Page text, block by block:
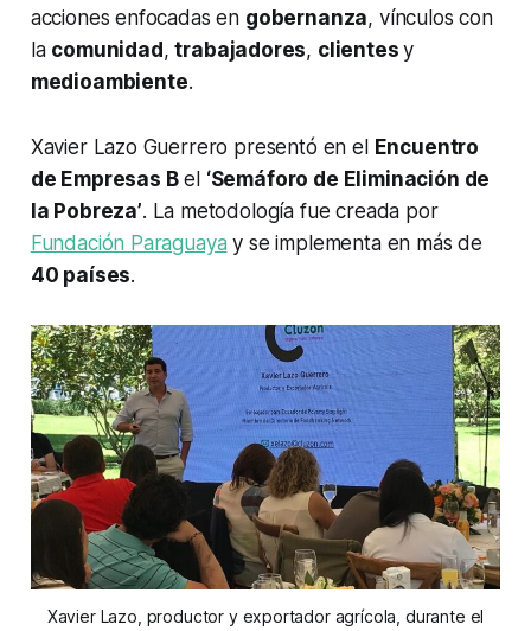
acciones enfocadas en gobernanza, vínculos con
la comunidad,trabajadores, clientesy
medioambiente.
Xavier Lazo Guerrero presentó en el Encuentro
de Empresas Bel ‘Semáforo de Eliminación de
la Pobreza’. La metodología fue creada por
Fundación Paraguaya y se implementa en más de
40 países.
Xavier Lazo, productor y exportador agrícola, durante el